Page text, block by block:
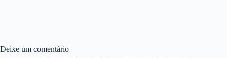
Deixe um comentário